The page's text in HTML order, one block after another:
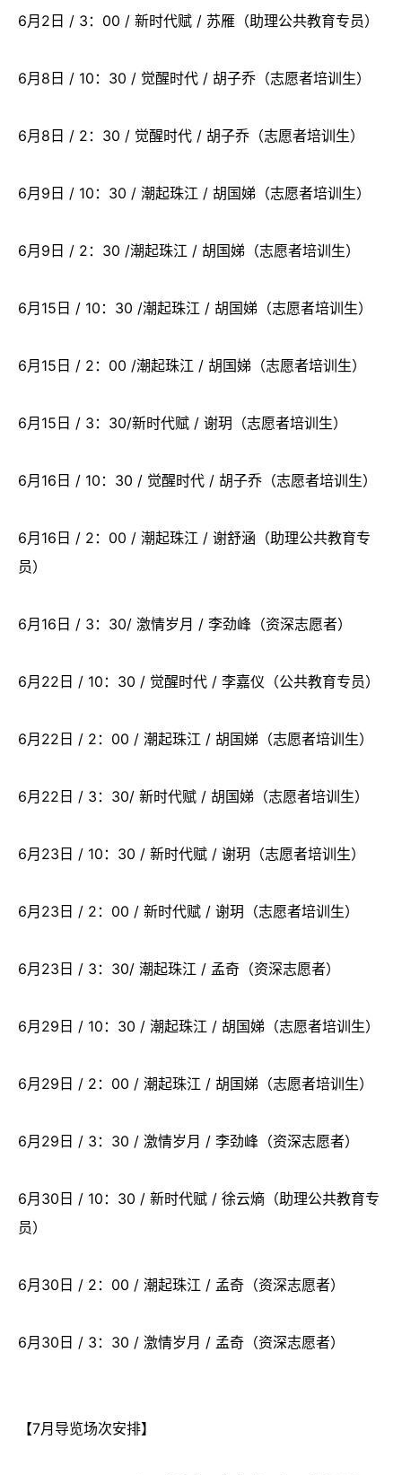
6月2日 / 3：00 / 新时代赋 / 苏雁（助理公共教育专员）
6月8日 / 10：30 / 觉醒时代 / 胡子乔（志愿者培训生）
6月8日 / 2：30 / 觉醒时代 / 胡子乔（志愿者培训生）
6月9日 / 10：30 / 潮起珠江 / 胡国娣（志愿者培训生）
6月9日 / 2：30 /潮起珠江 / 胡国娣（志愿者培训生）
6月15日 / 10：30 /潮起珠江 / 胡国娣（志愿者培训生）
6月15日 / 2：00 /潮起珠江 / 胡国娣（志愿者培训生）
6月15日 / 3：30/新时代赋 / 谢玥（志愿者培训生）
6月16日 / 10：30 / 觉醒时代 / 胡子乔（志愿者培训生）
6月16日 / 2：00 / 潮起珠江 / 谢舒涵（助理公共教育专
员）
6月16日 / 3：30/ 激情岁月 / 李劲峰（资深志愿者）
6月22日 / 10：30 / 觉醒时代 / 李嘉仪（公共教育专员）
6月22日 / 2：00 / 潮起珠江 / 胡国娣（志愿者培训生）
6月22日 / 3：30/ 新时代赋 / 胡国娣（志愿者培训生）
6月23日 / 10：30 / 新时代赋 / 谢玥（志愿者培训生）
6月23日 / 2：00 / 新时代赋 / 谢玥（志愿者培训生）
6月23日 / 3：30/ 潮起珠江 / 孟奇（资深志愿者）
6月29日 / 10：30 / 潮起珠江 / 胡国娣（志愿者培训生）
6月29日 / 2：00 / 潮起珠江 / 胡国娣（志愿者培训生）
6月29日 / 3：30 / 激情岁月 / 李劲峰（资深志愿者）
6月30日 / 10：30 / 新时代赋 / 徐云熵（助理公共教育专
员）
6月30日 / 2：00 / 潮起珠江 / 孟奇（资深志愿者）
6月30日 / 3：30 / 激情岁月 / 孟奇（资深志愿者）
【7月导览场次安排】